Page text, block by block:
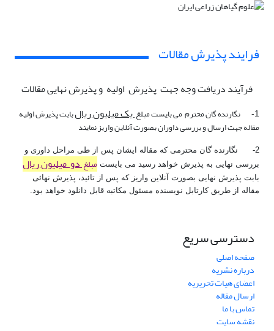
فرایند پذیرش مقالات
فرآیند دریافت وجه جهت پذیرش اولیه و پذیرش نهایی مقالات
1- نگارنده گان محترم می بایست مبلغیک میلیون ریالبابت پذیرش اولیه
مقاله جهت ارسال و بررسی داوران بصورت آنلاین واریز نمایند
2- نگارنده گان محترمی که مقاله ایشان پس از طی مراحل داوری و
بررسی نهایی به پذیرش خواهد رسید می بایست مبلغدو میلیون ریال
بابت پذیرش نهایی بصورت آنلاین واریز که پس از تائید، پذیرش نهائی
مقاله از طریق کارتابل نویسنده مسئول مکاتبه قابل دانلود خواهد بود.
دسترسی سریع
صفحه اصلی
درباره نشریه
اعضای هیات تحریریه
ارسال مقاله
تماس با ما
نقشه سایت